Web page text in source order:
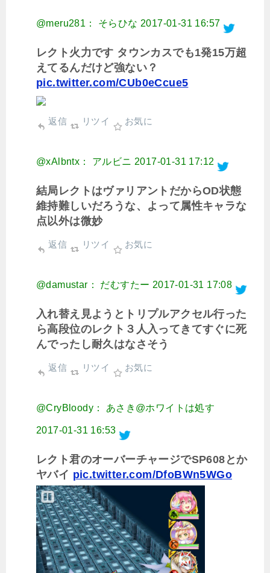
@meru281： そらひな 2017-01-31 16:57
レクト火力です タウンカスでも1発15万超
えてるんだけど強ない？
pic.twitter.com/CUb0eCcue5
返信 リツイ お気に
@xAlbntx： アルビニ 2017-01-31 17:12
結局レクトはヴァリアントだからOD状態
維持難しいだろうな、よって属性キャラな
点以外は微妙
返信 リツイ お気に
@damustar： だむすたー 2017-01-31 17:08
入れ替え見ようとトリプルアクセル行った
ら高段位のレクト３人入ってきてすぐに死
んでったし耐久はなさそう
返信 リツイ お気に
@CryBloody： あさき@ホワイトは処す
2017-01-31 16:53
レクト君のオーバーチャージでSP608とか
ヤバイ pic.twitter.com/DfoBWn5WGo